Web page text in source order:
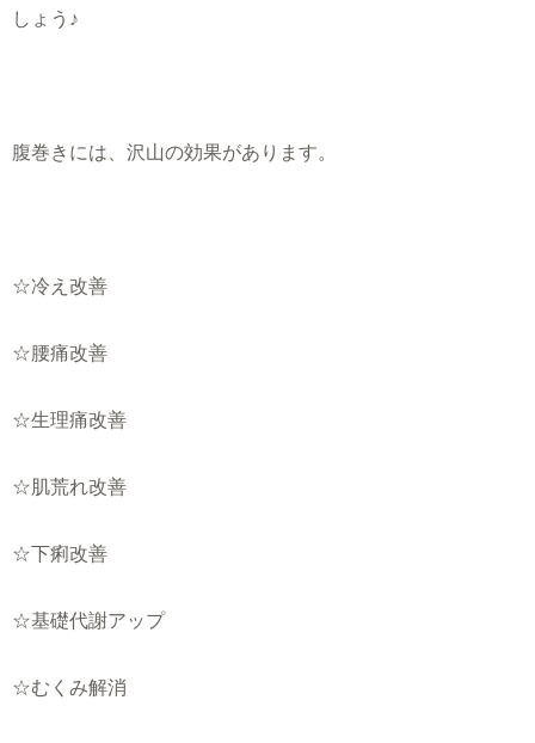
しょう♪
腹巻きには、沢山の効果があります。
☆冷え改善
☆腰痛改善
☆生理痛改善
☆肌荒れ改善
☆下痢改善
☆基礎代謝アップ
☆むくみ解消